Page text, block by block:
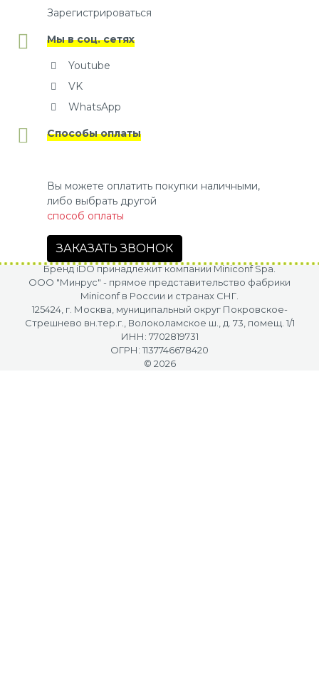
Зарегистрироваться
Мы в соц. сетях
Youtube
VK
WhatsApp
Способы оплаты
Вы можете оплатить покупки наличными,
либо выбрать другой
способ оплаты
ЗАКАЗАТЬ ЗВОНОК
Бренд iDO принадлежит компании Miniconf Spa.
OOO "Минрус" - прямое представительство фабрики
Miniconf в России и странах СНГ.
125424, г. Москва, муниципальный округ Покровское-
Стрешнево вн.тер.г., Волоколамское ш., д. 73, помещ. 1/1
ИНН: 7702819731
ОГРН: 1137746678420
© 2026